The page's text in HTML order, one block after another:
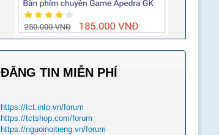
ĐĂNG TIN MIỄN PHÍ
https://tct.info.vn/forum
https://tctshop.com/forum
https://nguoinoitieng.vn/forum